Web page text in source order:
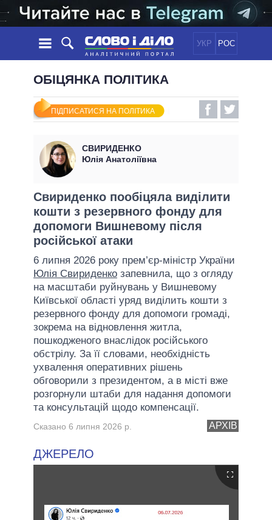
УКР РОС
НОВИНИ
СТРІЧКА
ПОДІЇ
СТАТТІ
ДУМКИ
ОГЛЯДИ
ДАЙДЖЕСТИ
ПОЛІТИКА
ЕКОНОМІКА
СВІТ
ОБIЦЯНКИ
УСІ ПОЛІТИКИ
ПРЕЗИДЕНТ І ОФІС
ВЕРХОВНА РАДА
КАБІНЕТ МІНІСТРІВ
ГОЛОВИ ОБЛАДМІНІСТРАЦІЙ
МЕРИ МІСТ
ВСІ ПЕРСОНИ
ІНФОГРАФІКА
ПІДТРИМАТИ
ПОРІВНЯННЯ ПОЛІТИКІВ
ОБІЦЯНКА ПОЛІТИКА
ПІДПИСАТИСЯ НА ПОЛІТИКА
СВИРИДЕНКО
Юлія Анатоліївна
Свириденко пообіцяла виділити
кошти з резервного фонду для
допомоги Вишневому після
російської атаки
6 липня 2026 року прем’єр-міністр України
Юлія Свириденко запевнила, що з огляду
на масштаби руйнувань у Вишневому
Київської області уряд виділить кошти з
резервного фонду для допомоги громаді,
зокрема на відновлення житла,
пошкодженого внаслідок російського
обстрілу. За її словами, необхідність
ухвалення оперативних рішень
обговорили з президентом, а в місті вже
розгорнули штаби для надання допомоги
та консультацій щодо компенсації.
АРХІВ
Сказано 6 липня 2026 р.
ДЖЕРЕЛО